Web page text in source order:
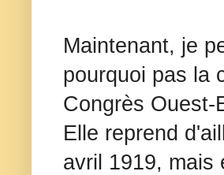
Maintenant, je
pourquoi pas la
Congrès Ouest-
Elle reprend
avril 1919, mais